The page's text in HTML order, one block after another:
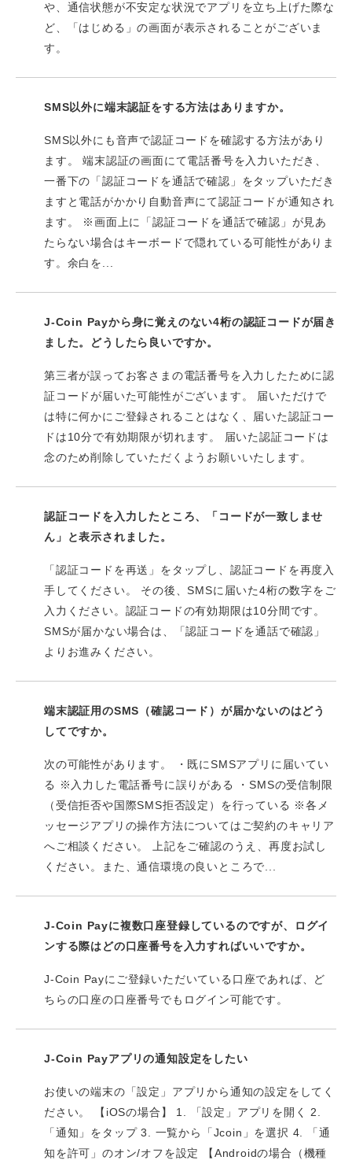
や、通信状態が不安定な状況でアプリを立ち上げた際な
ど、「はじめる」の画面が表示されることがございま
す。
SMS以外に端末認証をする方法はありますか。
SMS以外にも音声で認証コードを確認する方法があり
ます。 端末認証の画面にて電話番号を入力いただき、
一番下の「認証コードを通話で確認」をタップいただき
ますと電話がかかり自動音声にて認証コードが通知され
ます。 ※画面上に「認証コードを通話で確認」が見あ
たらない場合はキーボードで隠れている可能性がありま
す。余白を...
J-Coin Payから身に覚えのない4桁の認証コードが届き
ました。どうしたら良いですか。
第三者が誤ってお客さまの電話番号を入力したために認
証コードが届いた可能性がございます。 届いただけで
は特に何かにご登録されることはなく、届いた認証コー
ドは10分で有効期限が切れます。 届いた認証コードは
念のため削除していただくようお願いいたします。
認証コードを入力したところ、「コードが一致しませ
ん」と表示されました。
「認証コードを再送」をタップし、認証コードを再度入
手してください。 その後、SMSに届いた4桁の数字をご
入力ください。認証コードの有効期限は10分間です。
SMSが届かない場合は、「認証コードを通話で確認」
よりお進みください。
端末認証用のSMS（確認コード）が届かないのはどう
してですか。
次の可能性があります。 ・既にSMSアプリに届いてい
る ※入力した電話番号に誤りがある ・SMSの受信制限
（受信拒否や国際SMS拒否設定）を行っている ※各メ
ッセージアプリの操作方法についてはご契約のキャリア
へご相談ください。 上記をご確認のうえ、再度お試し
ください。また、通信環境の良いところで...
J-Coin Payに複数口座登録しているのですが、ログイ
ンする際はどの口座番号を入力すればいいですか。
J-Coin Payにご登録いただいている口座であれば、ど
ちらの口座の口座番号でもログイン可能です。
J-Coin Payアプリの通知設定をしたい
お使いの端末の「設定」アプリから通知の設定をしてく
ださい。 【iOSの場合】 1. 「設定」アプリを開く 2.
「通知」をタップ 3. 一覧から「Jcoin」を選択 4. 「通
知を許可」のオン/オフを設定 【Androidの場合（機種